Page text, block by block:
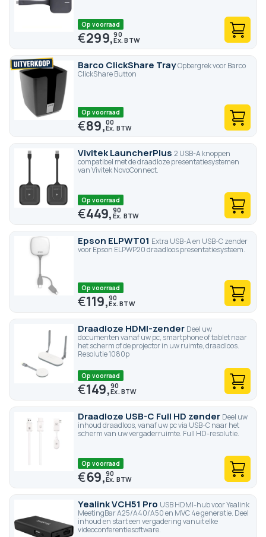
Op voorraad
€299,90
Barco ClickShare TrayOpbergrek voor Barco
ClickShare Button
Op voorraad
€89,00
Vivitek LauncherPlus 2 USB-A knoppen
compatibel met de draadloze presentatiesystemen
van Vivitek NovoConnect.
Op voorraad
€449,90
Epson ELPWT01 Extra USB-A en USB-C zender
voor Epson ELPWP20 draadloos presentatiesysteem.
Op voorraad
€119,90
Draadloze HDMI-zender Deel uw
documenten vanaf uw pc, smartphone of tablet naar
het scherm of de projector in uw ruimte, draadloos.
Resolutie 1080p
Op voorraad
€149,90
Draadloze USB-C Full HD zender Deel uw
inhoud draadloos, vanaf uw pc via USB-C naar het
scherm van uw vergaderruimte. Full HD-resolutie.
Op voorraad
€69,90
Yealink VCH51 Pro USB HDMI-hub voor Yealink
MeetingBar A25/A40/A50 en MVC 4e generatie. Deel
inhoud en start een vergadering vanuit elke
videoconferentiesoftware.